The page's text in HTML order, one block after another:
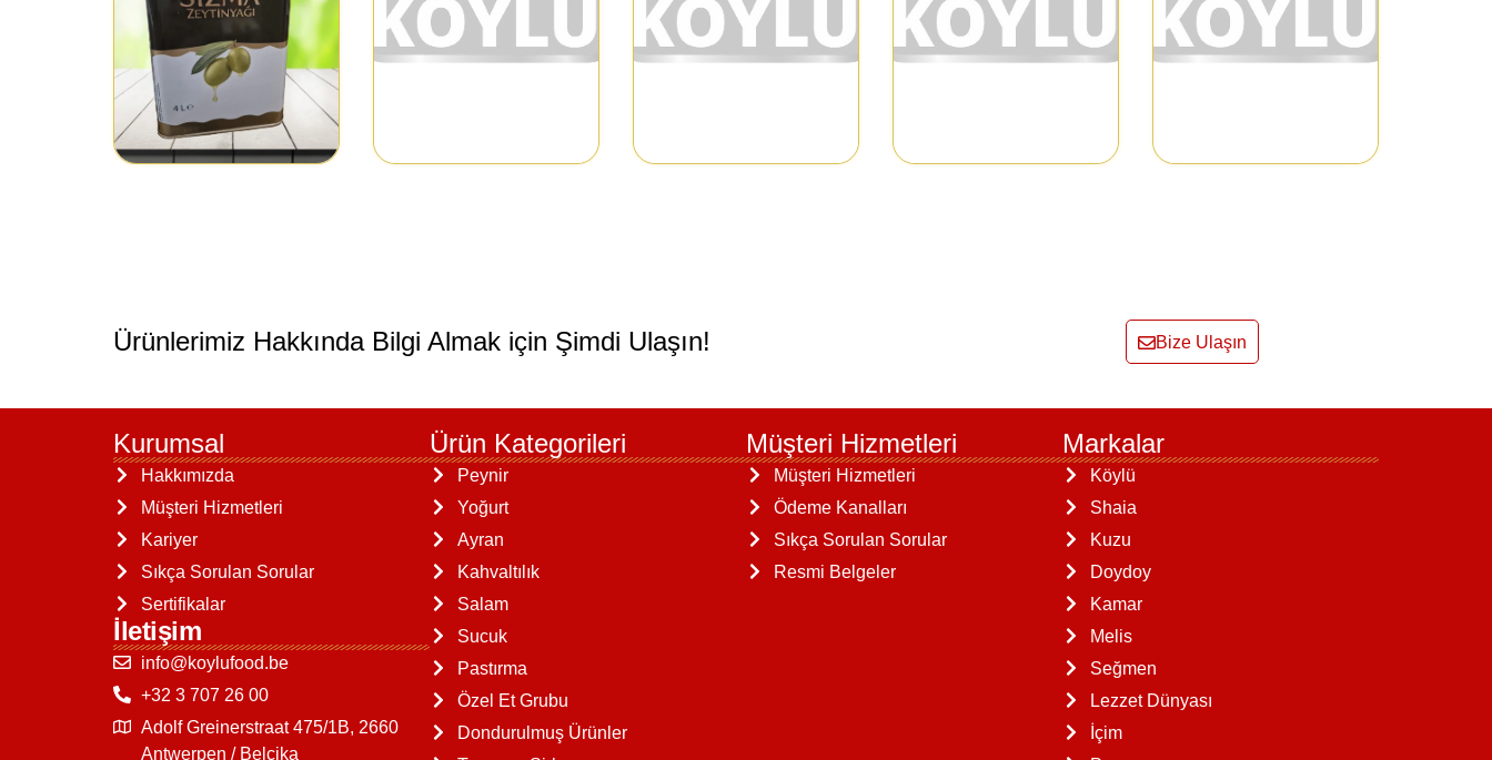
Ürünlerimiz Hakkında Bilgi Almak için Şimdi Ulaşın! Bize Ulaşın
Kurumsal
Hakkımızda
Müşteri Hizmetleri
Kariyer
Sıkça Sorulan Sorular
Sertifikalar
İletişim
info@koylufood.be
+32 3 707 26 00
Adolf Greinerstraat 475/1B, 2660
Antwerpen / Belçika
Ürün Kategorileri
Peynir
Yoğurt
Ayran
Kahvaltılık
Salam
Sucuk
Pastırma
Özel Et Grubu
Dondurulmuş Ürünler
Müşteri Hizmetleri
Müşteri Hizmetleri
Ödeme Kanalları
Sıkça Sorulan Sorular
Resmi Belgeler
Markalar
Köylü
Shaia
Kuzu
Doydoy
Kamar
Melis
Seğmen
Lezzet Dünyası
İçim